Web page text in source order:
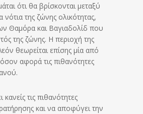
ότι θα βρίσκονται μεταξύ
νότια της ζώνης ολικότητας,
Θαμόρα και Βαγιαδολίδ που
της ζώνης. Η περιοχή της
θεωρείται επίσης μία από
όσον αφορά τις πιθανότητες
κανείς τις πιθανότητες
και να αποφύγει την